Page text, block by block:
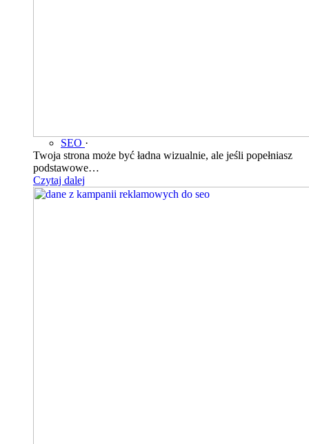
SEO ·
Twoja strona może być ładna wizualnie, ale jeśli popełniasz
podstawowe…
Czytaj dalej